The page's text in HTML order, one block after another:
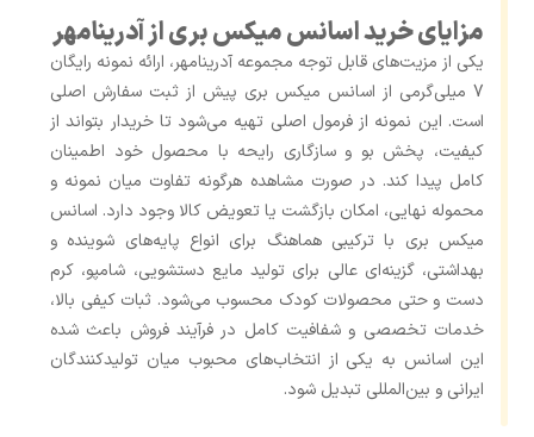
مزایای خرید اسانس میکس بری از آدرینامهر
یکی از مزیت‌های قابل‌ توجه مجموعه آدرینامهر، ارائه نمونه رایگان
7 میلی‌گرمی از اسانس میکس بری پیش از ثبت سفارش اصلی
است. این نمونه از فرمول اصلی تهیه می‌شود تا خریدار بتواند از
کیفیت، پخش بو و سازگاری رایحه با محصول خود اطمینان
کامل پیدا کند. در صورت مشاهده هرگونه تفاوت میان نمونه و
محموله نهایی، امکان بازگشت یا تعویض کالا وجود دارد. اسانس
میکس بری با ترکیبی هماهنگ برای انواع پایه‌های شوینده و
بهداشتی، گزینه‌ای عالی برای تولید مایع دستشویی، شامپو، کرم
دست و حتی محصولات کودک محسوب می‌شود. ثبات کیفی بالا،
خدمات تخصصی و شفافیت کامل در فرآیند فروش باعث شده
این اسانس به یکی از انتخاب‌های محبوب میان تولیدکنندگان
ایرانی و بین‌المللی تبدیل شود.